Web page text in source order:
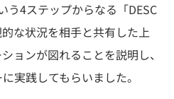
う4ステップからなる「DESC
な状況を相手と共有した上
ョンが図れることを説明し、
実践してもらいました。